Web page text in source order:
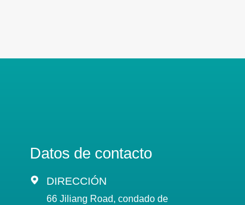
Datos de contacto
 DIRECCIÓN
66 Jiliang Road, condado de